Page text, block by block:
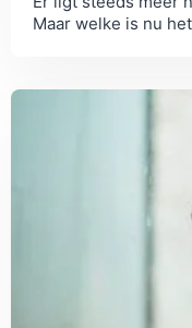
Maar welke is nu